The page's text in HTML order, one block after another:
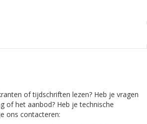
of tijdschriften lezen? Heb je vragen
of het aanbod? Heb je technische
ons contacteren: